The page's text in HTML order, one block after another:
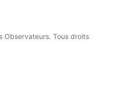
Tous droits